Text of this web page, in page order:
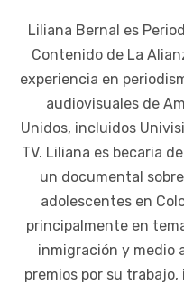
Liliana Bernal es
Contenido de La
experiencia en
audiovisuales de
Unidos, incluidos
TV. Liliana es becaria
un documental
adolescentes en
principalmente en
inmigración y medio
premios por su